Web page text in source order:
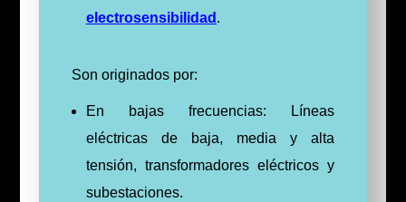
electrosensibilidad .
Son originados por:
En bajas frecuencias: Líneas
eléctricas de baja, media y alta
tensión, transformadores eléctricos y
subestaciones.